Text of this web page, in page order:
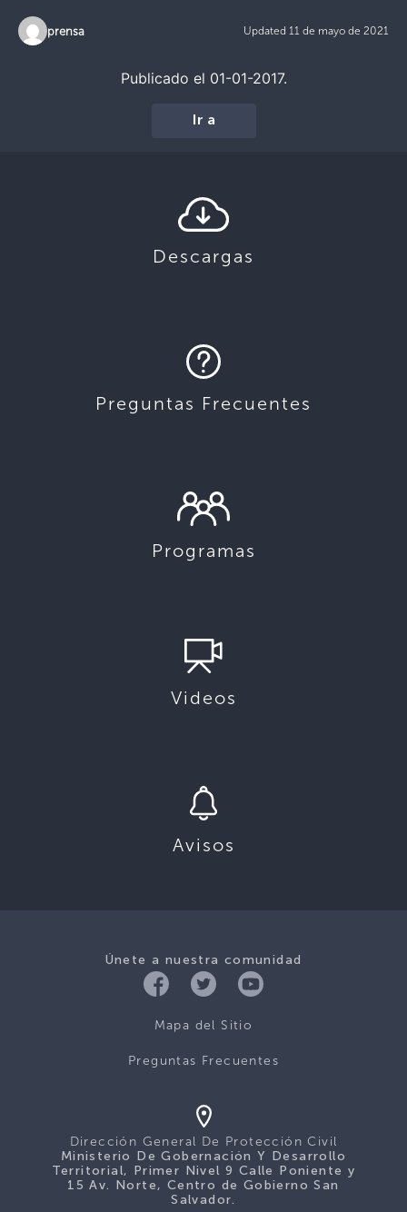
prensa Updated 11 de mayo de 2021
Publicado el 01-01-2017.
Ir a
Descargas
Preguntas Frecuentes
Programas
Videos
Avisos
Únete a nuestra comunidad
Mapa del Sitio
Preguntas Frecuentes
Dirección General De Protección Civil
Ministerio De Gobernación Y Desarrollo
Territorial, Primer Nivel 9 Calle Poniente y
15 Av. Norte, Centro de Gobierno San
Salvador.